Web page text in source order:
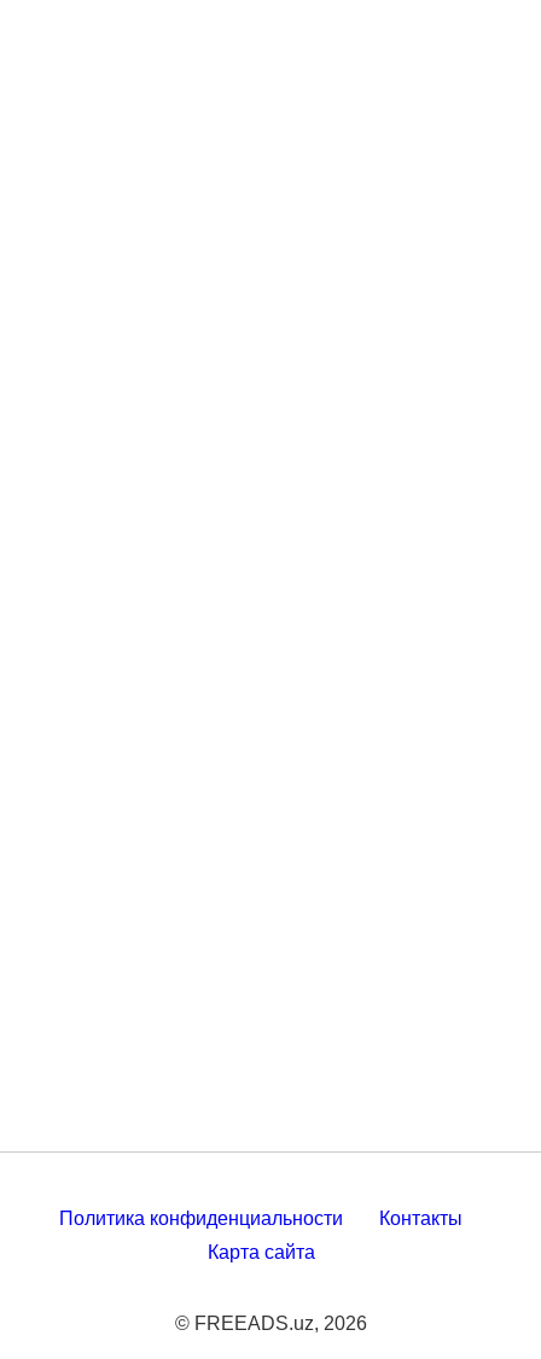
Политика конфиденциальности
Контакты
Карта сайта
© FREEADS.uz, 2026